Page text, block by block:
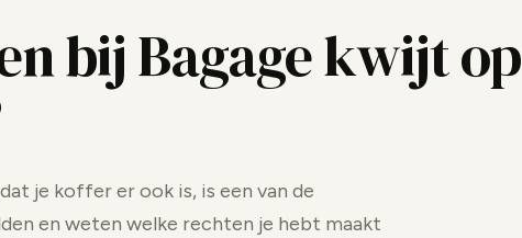
bij Bagage kwijt op
je koffer er ook is, is een van de
en weten welke rechten je hebt maakt